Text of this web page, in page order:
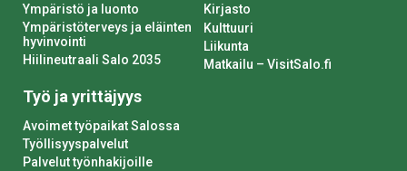
Ympäristö ja luonto
Ympäristöterveys ja eläinten
hyvinvointi
Hiilineutraali Salo 2035
Työ ja yrittäjyys
Avoimet työpaikat Salossa
Työllisyyspalvelut
Palvelut työnhakijoille
Kirjasto
Kulttuuri
Liikunta
Matkailu – VisitSalo.fi